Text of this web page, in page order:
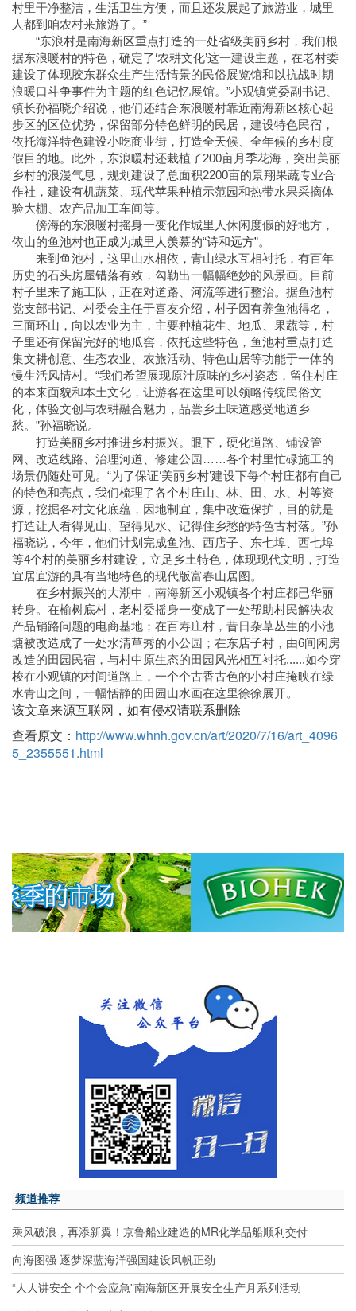
村里干净整洁，生活卫生方便，而且还发展起了旅游业，城里
人都到咱农村来旅游了。”
“东浪村是南海新区重点打造的一处省级美丽乡村，我们根
据东浪暖村的特色，确定了‘农耕文化’这一建设主题，在老村委
建设了体现胶东群众生产生活情景的民俗展览馆和以抗战时期
浪暖口斗争事件为主题的红色记忆展馆。”小观镇党委副书记、
镇长孙福晓介绍说，他们还结合东浪暖村靠近南海新区核心起
步区的区位优势，保留部分特色鲜明的民居，建设特色民宿，
依托海洋特色建设小吃商业街，打造全天候、全年候的乡村度
假目的地。此外，东浪暖村还栽植了200亩月季花海，突出美丽
乡村的浪漫气息，规划建设了总面积2200亩的景翔果蔬专业合
作社，建设有机蔬菜、现代苹果种植示范园和热带水果采摘体
验大棚、农产品加工车间等。
傍海的东浪暖村摇身一变化作城里人休闲度假的好地方，
依山的鱼池村也正成为城里人羡慕的“诗和远方”。
来到鱼池村，这里山水相依，青山绿水互相衬托，有百年
历史的石头房屋错落有致，勾勒出一幅幅绝妙的风景画。目前
村子里来了施工队，正在对道路、河流等进行整治。据鱼池村
党支部书记、村委会主任于喜友介绍，村子因有养鱼池得名，
三面环山，向以农业为主，主要种植花生、地瓜、果蔬等，村
子里还有保留完好的地瓜窖，依托这些特色，鱼池村重点打造
集文耕创意、生态农业、农旅活动、特色山居等功能于一体的
慢生活风情村。“我们希望展现原汁原味的乡村姿态，留住村庄
的本来面貌和本土文化，让游客在这里可以领略传统民俗文
化，体验文创与农耕融合魅力，品尝乡土味道感受地道乡
愁。”孙福晓说。
打造美丽乡村推进乡村振兴。眼下，硬化道路、铺设管
网、改造线路、治理河道、修建公园……各个村里忙碌施工的
场景仍随处可见。“为了保证‘美丽乡村’建设下每个村庄都有自己
的特色和亮点，我们梳理了各个村庄山、林、田、水、村等资
源，挖掘各村文化底蕴，因地制宜，集中改造保护，目的就是
打造让人看得见山、望得见水、记得住乡愁的特色古村落。”孙
福晓说，今年，他们计划完成鱼池、西店子、东七埠、西七埠
等4个村的美丽乡村建设，立足乡土特色，体现现代文明，打造
宜居宜游的具有当地特色的现代版富春山居图。
在乡村振兴的大潮中，南海新区小观镇各个村庄都已华丽
转身。在榆树底村，老村委摇身一变成了一处帮助村民解决农
产品销路问题的电商基地；在百寿庄村，昔日杂草丛生的小池
塘被改造成了一处水清草秀的小公园；在东店子村，由6间闲房
改造的田园民宿，与村中原生态的田园风光相互衬托......如今穿
梭在小观镇的村间道路上，一个个古香古色的小村庄掩映在绿
水青山之间，一幅恬静的田园山水画在这里徐徐展开。
该文章来源互联网，如有侵权请联系删除
查看原文： http://www.whnh.gov.cn/art/2020/7/16/art_4096
5_2355551.html
频道推荐
乘风破浪，再添新翼！京鲁船业建造的MR化学品船顺利交付
向海图强 逐梦深蓝海洋强国建设风帆正劲
“人人讲安全 个个会应急”南海新区开展安全生产月系列活动